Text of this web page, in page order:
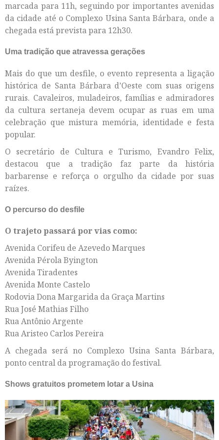
marcada para 11h, seguindo por importantes avenidas
da cidade até o Complexo Usina Santa Bárbara, onde a
chegada está prevista para 12h30.
Uma tradição que atravessa gerações
Mais do que um desfile, o evento representa a ligação
histórica de Santa Bárbara d’Oeste com suas origens
rurais. Cavaleiros, muladeiros, famílias e admiradores
da cultura sertaneja devem ocupar as ruas em uma
celebração que mistura memória, identidade e festa
popular.
O secretário de Cultura e Turismo, Evandro Felix,
destacou que a tradição faz parte da história
barbarense e reforça o orgulho da cidade por suas
raízes.
O percurso do desfile
O trajeto passará por vias como:
Avenida Corifeu de Azevedo Marques
Avenida Pérola Byington
Avenida Tiradentes
Avenida Monte Castelo
Rodovia Dona Margarida da Graça Martins
Rua José Mathias Filho
Rua Antônio Argente
Rua Aristeo Carlos Pereira
A chegada será no Complexo Usina Santa Bárbara,
ponto central da programação do festival.
Shows gratuitos prometem lotar a Usina